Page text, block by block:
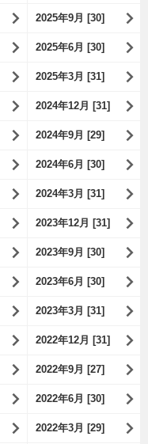
2025年9月 [30]
2025年6月 [30]
2025年3月 [31]
2024年12月 [31]
2024年9月 [29]
2024年6月 [30]
2024年3月 [31]
2023年12月 [31]
2023年9月 [30]
2023年6月 [30]
2023年3月 [31]
2022年12月 [31]
2022年9月 [27]
2022年6月 [30]
2022年3月 [29]